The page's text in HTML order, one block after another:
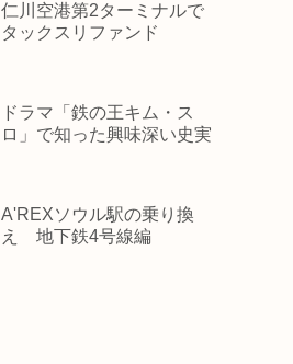
仁川空港第2ターミナルで
タックスリファンド
ドラマ「鉄の王キム・ス
ロ」で知った興味深い史実
A'REXソウル駅の乗り換
え 地下鉄4号線編